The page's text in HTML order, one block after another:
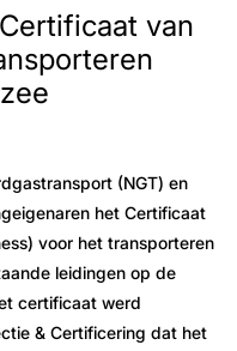
van
(NGT) en
het Certificaat
voor het transporteren
leidingen op de
certificaat werd
& Certificering dat het